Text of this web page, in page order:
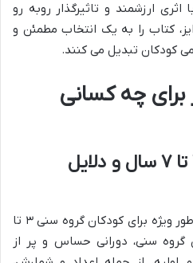
ارزشمند و تاثیرگذار روبه رو
کتاب را به یک انتخاب مطمئن و
کودکان تبدیل می کنند.
برای چه کسانی
تأکید بر گروه سنی ۳ تا ۷ سال و دلایل
کتاب «میمون ها را بشمار» به طور ویژه برای کودکان گروه سنی ۳ تا
سنی، دورانی حساس و پر از